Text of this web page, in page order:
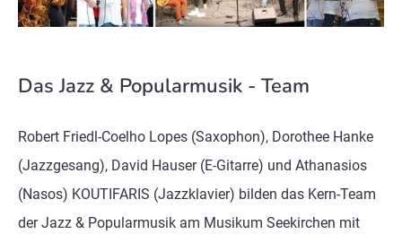
Das Jazz & Popularmusik - Team
Robert Friedl-Coelho Lopes (Saxophon), Dorothee Hanke
(Jazzgesang), David Hauser (E-Gitarre) und Athanasios
(Nasos) KOUTIFARIS (Jazzklavier) bilden das Kern-Team
der Jazz & Popularmusik am Musikum Seekirchen mit